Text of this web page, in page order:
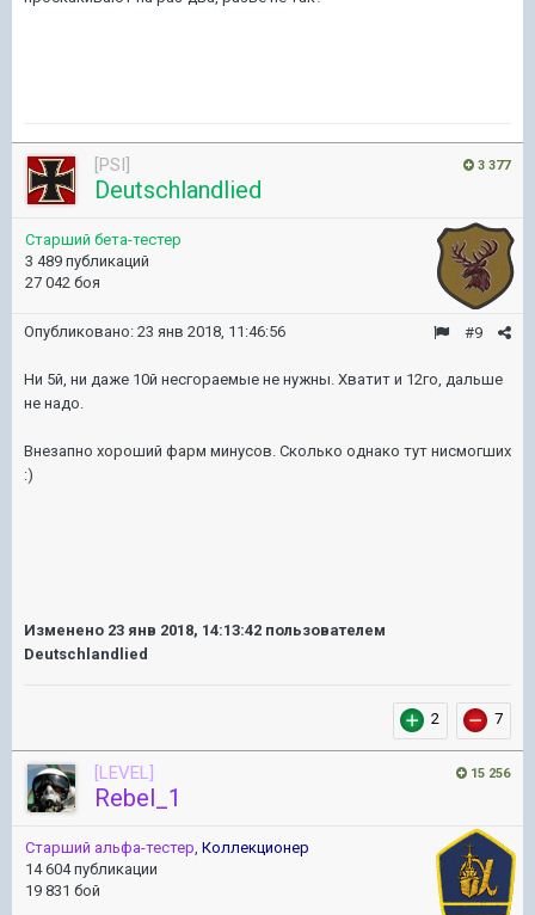
3 377
[PSI]
Deutschlandlied
Старший бета-тестер
3 489 публикаций
27 042 боя
#9
Опубликовано: 23 янв 2018, 11:46:56
Ни 5й, ни даже 10й несгораемые не нужны. Хватит и 12го, дальше
не надо.
Внезапно хороший фарм минусов. Сколько однако тут нисмогших
:)
Изменено 23 янв 2018, 14:13:42 пользователем
Deutschlandlied
2 7
15 256
[LEVEL]
Rebel_1
Старший альфа-тестер, Коллекционер
14 604 публикации
19 831 бой